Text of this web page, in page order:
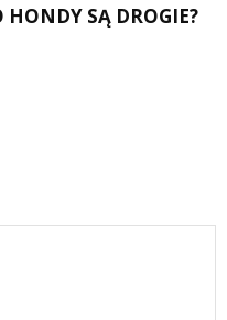
HONDY SĄ DROGIE?